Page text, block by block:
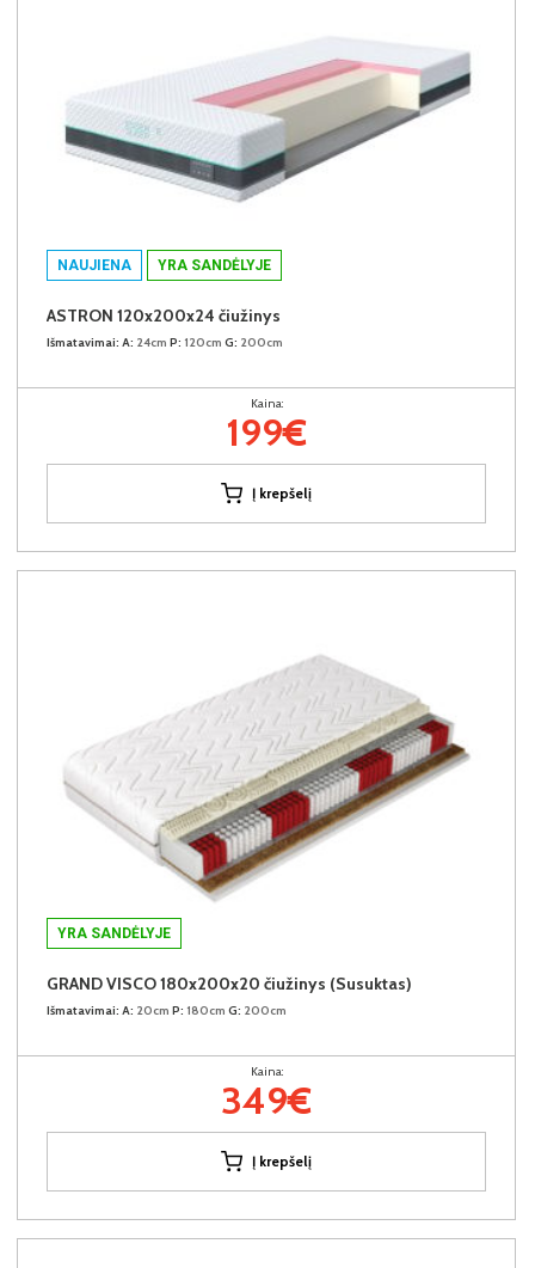
NAUJIENA YRA SANDĖLYJE
ASTRON 120x200x24 čiužinys
Išmatavimai: A: 24cm P: 120cm G: 200cm
Kaina:
199€
Į krepšelį
YRA SANDĖLYJE
GRAND VISCO 180x200x20 čiužinys (Susuktas)
Išmatavimai: A: 20cm P: 180cm G: 200cm
Kaina:
349€
Į krepšelį